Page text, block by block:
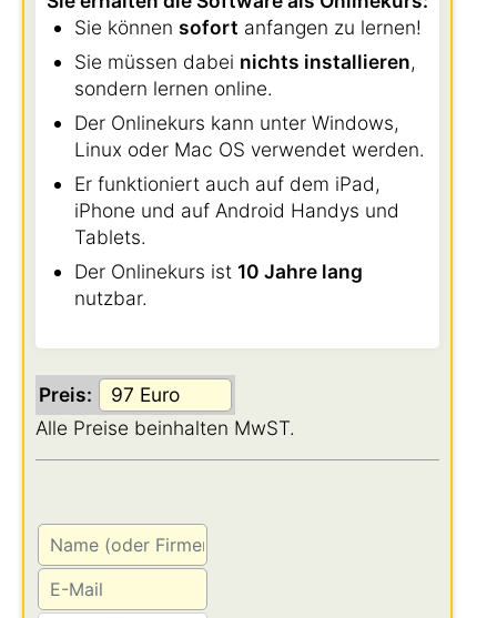
Sie können sofort anfangen zu lernen!
Sie müssen dabei nichts installieren,
sondern lernen online.
Der Onlinekurs kann unter Windows,
Linux oder Mac OS verwendet werden.
Er funktioniert auch auf dem iPad,
iPhone und auf Android Handys und
Tablets.
Der Onlinekurs ist 10 Jahre lang
nutzbar.
Preis:
Alle Preise beinhalten MwST.